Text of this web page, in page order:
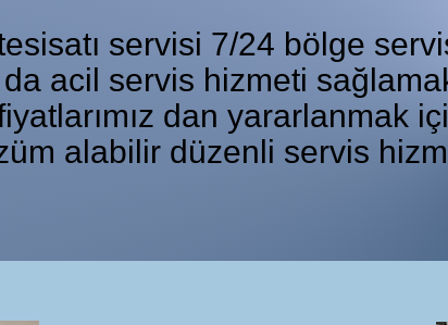
servisi 7/24 bölge
acil servis hizmeti
dan yararlanmak
alabilir düzenli servis